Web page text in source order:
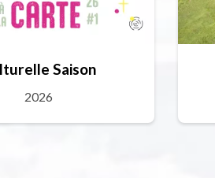
Saison
2026